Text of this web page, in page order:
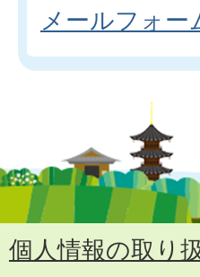
メールフォ
個人情報の取り